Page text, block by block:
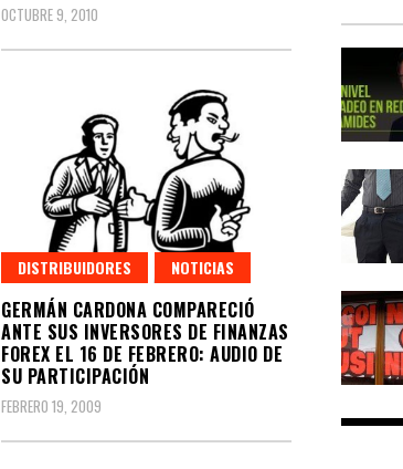
OCTUBRE 9, 2010
DISTRIBUIDORES NOTICIAS
GERMÁN CARDONA COMPARECIÓ
ANTE SUS INVERSORES DE FINANZAS
FOREX EL 16 DE FEBRERO: AUDIO DE
SU PARTICIPACIÓN
FEBRERO 19, 2009